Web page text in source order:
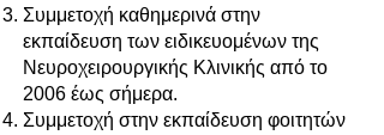
Συμμετοχή καθημερινά στην
εκπαίδευση των ειδικευομένων της
Νευροχειρουργικής Κλινικής από το
2006 έως σήμερα.
Συμμετοχή στην εκπαίδευση φοιτητών